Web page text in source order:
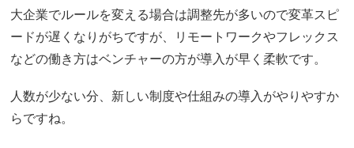
大企業でルールを変える場合は調整先が多いので変革スピ
ードが遅くなりがちですが、リモートワークやフレックス
などの働き方はベンチャーの方が導入が早く柔軟です。
人数が少ない分、新しい制度や仕組みの導入がやりやすか
らですね。